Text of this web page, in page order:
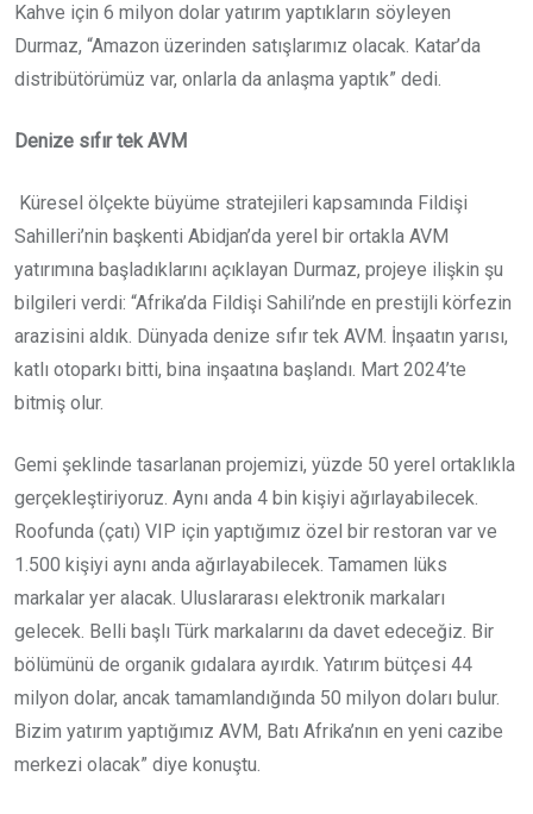
Kahve için 6 milyon dolar yatırım yaptıkların söyleyen
Durmaz, “Amazon üzerinden satışlarımız olacak. Katar’da
distribütörümüz var, onlarla da anlaşma yaptık” dedi.
Denize sıfır tek AVM
Küresel ölçekte büyüme stratejileri kapsamında Fildişi
Sahilleri’nin başkenti Abidjan’da yerel bir ortakla AVM
yatırımına başladıklarını açıklayan Durmaz, projeye ilişkin şu
bilgileri verdi: “Afrika’da Fildişi Sahili’nde en prestijli körfezin
arazisini aldık. Dünyada denize sıfır tek AVM. İnşaatın yarısı,
katlı otoparkı bitti, bina inşaatına başlandı. Mart 2024’te
bitmiş olur.
Gemi şeklinde tasarlanan projemizi, yüzde 50 yerel ortaklıkla
gerçekleştiriyoruz. Aynı anda 4 bin kişiyi ağırlayabilecek.
Roofunda (çatı) VIP için yaptığımız özel bir restoran var ve
1.500 kişiyi aynı anda ağırlayabilecek. Tamamen lüks
markalar yer alacak. Uluslararası elektronik markaları
gelecek. Belli başlı Türk markalarını da davet edeceğiz. Bir
bölümünü de organik gıdalara ayırdık. Yatırım bütçesi 44
milyon dolar, ancak tamamlandığında 50 milyon doları bulur.
Bizim yatırım yaptığımız AVM, Batı Afrika’nın en yeni cazibe
merkezi olacak” diye konuştu.